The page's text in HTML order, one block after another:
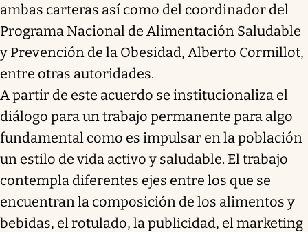
ambas carteras así como del coordinador del
Programa Nacional de Alimentación Saludable
y Prevención de la Obesidad, Alberto Cormillot,
entre otras autoridades.
A partir de este acuerdo se institucionaliza el
diálogo para un trabajo permanente para algo
fundamental como es impulsar en la población
un estilo de vida activo y saludable. El trabajo
contempla diferentes ejes entre los que se
encuentran la composición de los alimentos y
bebidas, el rotulado, la publicidad, el marketing